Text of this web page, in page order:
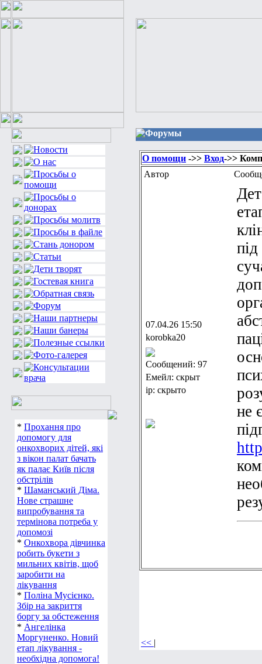
* Прохання про
допомогу для
онкохворих дітей, які
з вікон палат бачать
як палає Київ після
обстрілів
* Шаманський Діма.
Нове страшне
випробування та
термінова потреба у
допомозі
* Онкохвора дівчинка
робить букети з
мильних квітів, щоб
заробити на
лікування
* Поліна Мусієнко.
Збір на закриття
боргу за обстеження
* Ангелінка
Моргуненко. Новий
етап лікування -
необхідна допомога!
Форумы
О помощи ->> Вход->>
Автор
07.04.26 15:50
korobka20
Сообщений: 97
Емейл: скрыт
ip: скрыто
не
<< |